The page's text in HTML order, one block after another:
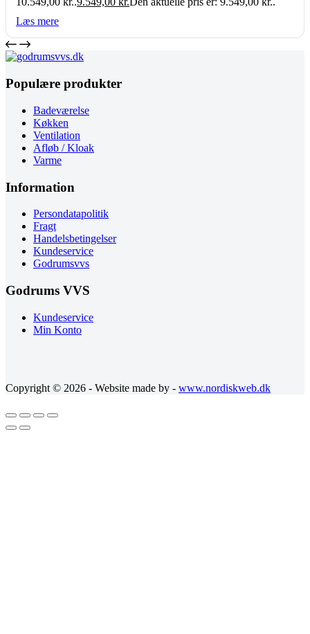
Læs mere
Populære produkter
Badeværelse
Køkken
Ventilation
Afløb / Kloak
Varme
Information
Persondatapolitik
Fragt
Handelsbetingelser
Kundeservice
Godrumsvvs
Godrums VVS
Kundeservice
Min Konto
Copyright © 2026 - Website made by - www.nordiskweb.dk